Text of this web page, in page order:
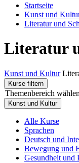
Startseite
Kunst und
Literatur und
Literatur
Kunst und Kultur
Kurse filtern
Themenbereich wählen
Kunst und Kultur
Alle Kurse
Sprachen
Deutsch und
Bewegung und
Gesundheit und